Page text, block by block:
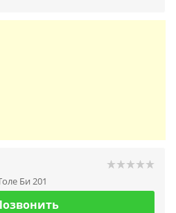
Би 201